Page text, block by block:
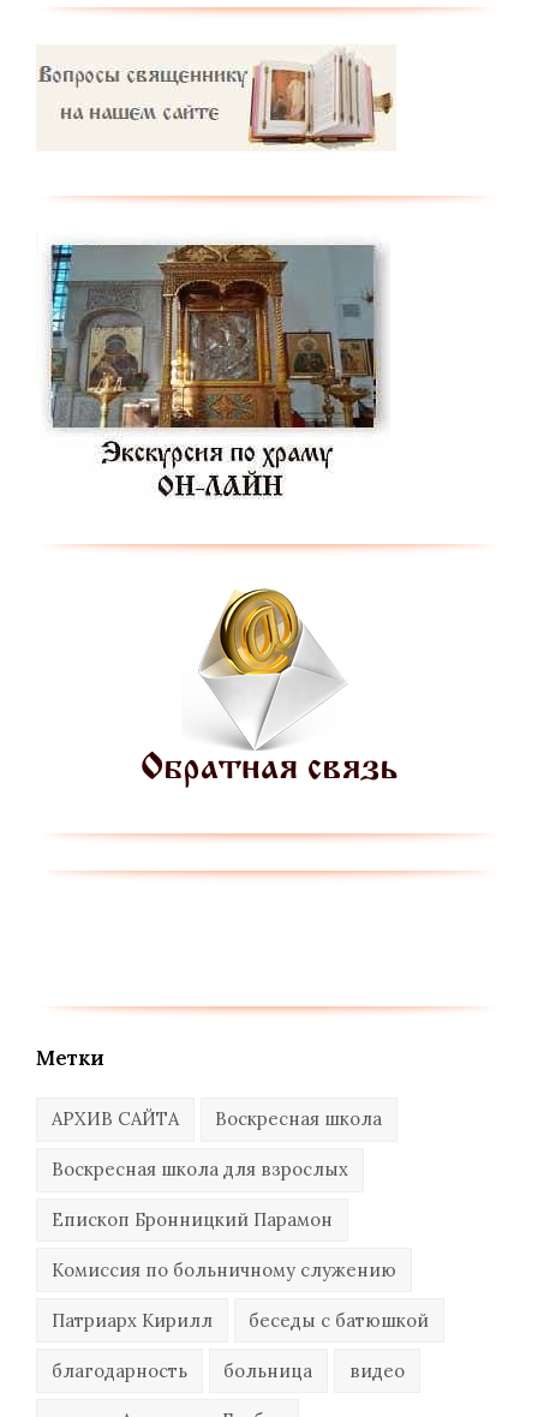
Метки
АРХИВ САЙТА Воскресная школа
Воскресная школа для взрослых
Епископ Бронницкий Парамон
Комиссия по больничному служению
Патриарх Кирилл беседы с батюшкой
благодарность больница видео